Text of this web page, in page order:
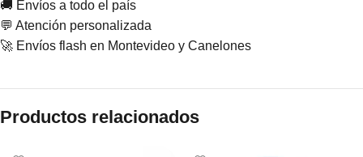
🚚 Envíos a todo el país
💬 Atención personalizada
🚀 Envíos flash en Montevideo y Canelones
Productos relacionados